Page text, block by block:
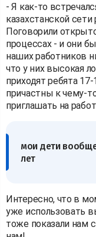
- Я как-то
казахстанской
Поговорили
процессах - и они
наших работников
что у них высокая
приходят ребята
причастны к чему-
приглашать на
мои дети
лет
Интересно, что в
уже использовать
тоже показали нам